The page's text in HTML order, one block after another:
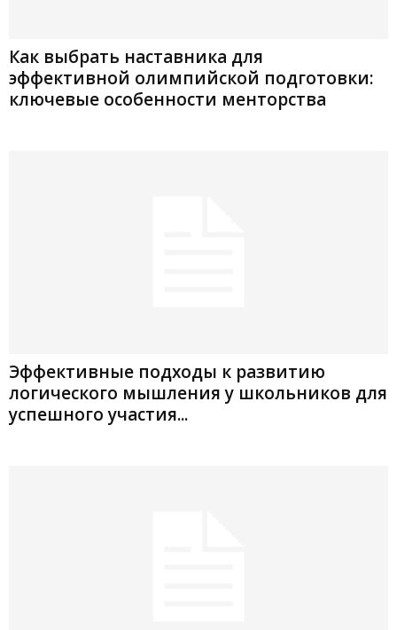
Как выбрать наставника для
эффективной олимпийской подготовки:
ключевые особенности менторства
Эффективные подходы к развитию
логического мышления у школьников для
успешного участия...